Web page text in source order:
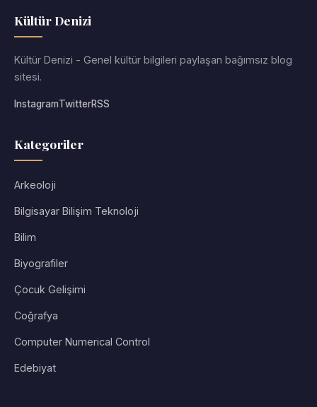
Kültür Denizi
Kültür Denizi - Genel kültür bilgileri paylaşan bağımsız blog
sitesi.
InstagramTwitterRSS
Kategoriler
Arkeoloji
Bilgisayar Bilişim Teknoloji
Bilim
Biyografiler
Çocuk Gelişimi
Coğrafya
Computer Numerical Control
Edebiyat